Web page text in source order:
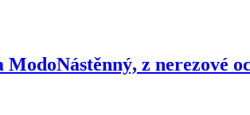
ModoNástěnný, z nerezové